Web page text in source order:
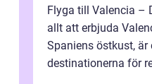
Flyga till Valencia –
allt att erbjuda
Spaniens östkust, är
destinationerna för